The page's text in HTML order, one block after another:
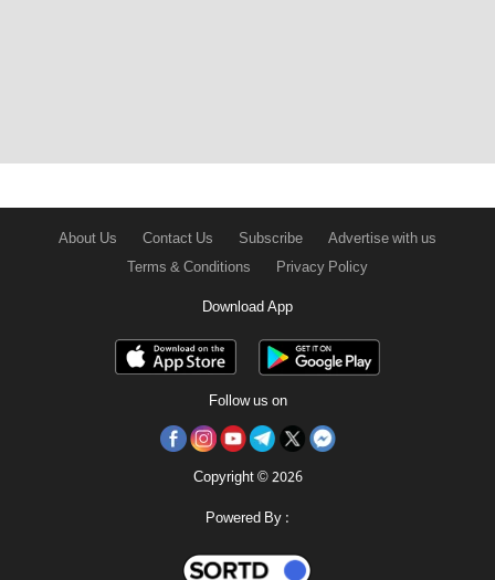
About Us Contact Us Subscribe
Advertise with us
Terms & Conditions
Privacy Policy
Download App
Follow us on
Copyright © 2026
Powered By :